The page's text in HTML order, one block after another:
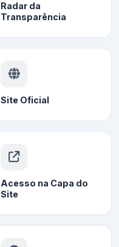
Radar da
Transparência
Site Oficial
Acesso na Capa do
Site